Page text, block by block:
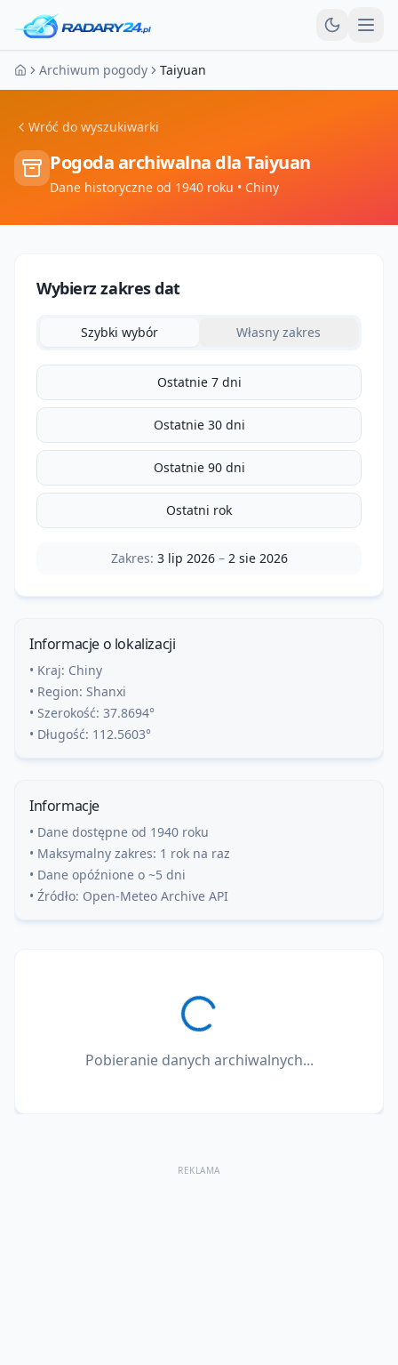
Strona główna
Archiwum pogody Taiyuan
Wróć do wyszukiwarki
Pogoda archiwalna dlaTaiyuan
Dane historyczne od 1940 roku • Chiny
Wybierz zakres dat
Szybki wybór Własny zakres
Ostatnie 7 dni
Ostatnie 30 dni
Ostatnie 90 dni
Ostatni rok
Zakres: 3 lip 2026– 2 sie 2026
Informacje o lokalizacji
• Kraj: Chiny
• Region: Shanxi
• Szerokość: 37.8694°
• Długość: 112.5603°
Informacje
• Dane dostępne od 1940 roku
• Maksymalny zakres: 1 rok na raz
• Dane opóźnione o ~5 dni
• Źródło: Open-Meteo Archive API
Pobieranie danych archiwalnych...
REKLAMA